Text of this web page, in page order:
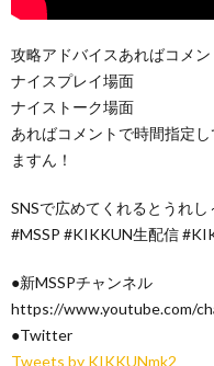
攻略アドバイスあればコメン
ナイスプレイ場面
ナイストーク場面
あればコメントで時間指定
ますん！
SNSで広めてくれるとうれし
#MSSP #KIKKUN生配信
●新MSSPチャンネル
https://www.youtube.com/
●Twitter
Tweets by KIKKUNmk2